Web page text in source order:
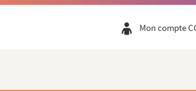
Mon compte